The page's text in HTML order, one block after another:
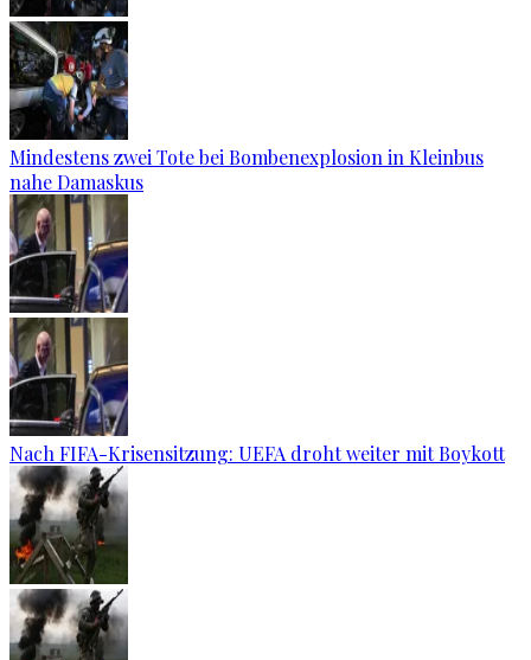
Mindestens zwei Tote bei Bombenexplosion in Kleinbus
nahe Damaskus
Nach FIFA-Krisensitzung: UEFA droht weiter mit Boykott